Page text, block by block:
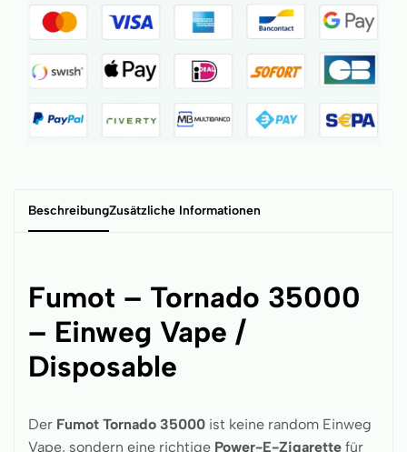
BeschreibungZusätzliche Informationen
Fumot – Tornado 35000
– Einweg Vape /
Disposable
Der Fumot Tornado 35000 ist keine random Einweg
Vape, sondern eine richtige Power-E-Zigarette für